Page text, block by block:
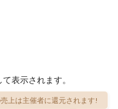
表示されます。
上は主催者に還元されます!